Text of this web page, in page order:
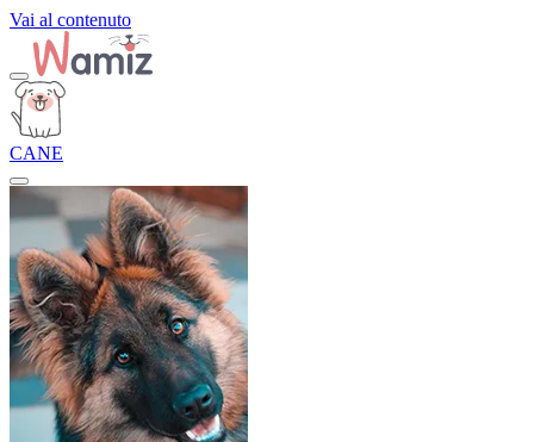
Vai al contenuto
CANE